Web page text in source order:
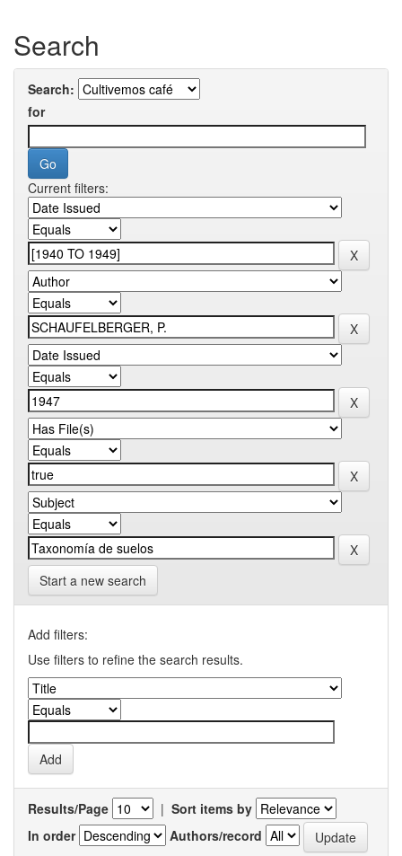
Search
Search:
for
Current filters:
Start a new search
Add filters:
Use filters to refine the search results.
Results/Page | Sort items by
In order
Authors/record